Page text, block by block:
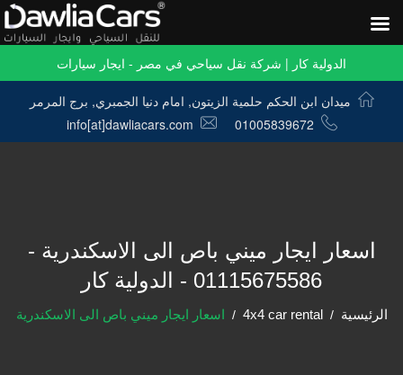
الدولية كار | شركة نقل سياحي في مصر - ايجار سيارات
ميدان ابن الحكم حلمية الزيتون, امام دنيا الجمبري, برج المرمر
01005839672
info[at]dawliacars.com
اسعار ايجار ميني باص الى الاسكندرية -
01115675586 - الدولية كار
الرئيسية 4x4 car rental اسعار ايجار ميني باص الى الاسكندرية